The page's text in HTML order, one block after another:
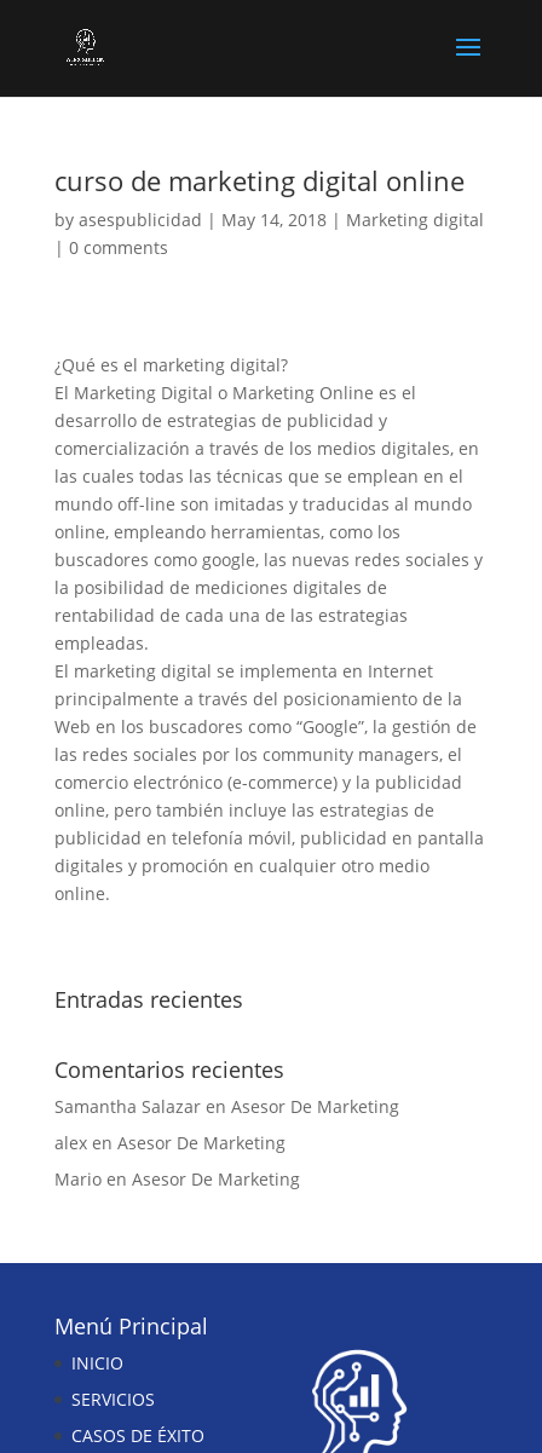
curso de marketing digital online
by asespublicidad | May 14, 2018| Marketing digital
| 0 comments
¿Qué es el marketing digital?
El Marketing Digital o Marketing Online es el
desarrollo de estrategias de publicidad y
comercialización a través de los medios digitales, en
las cuales todas las técnicas que se emplean en el
mundo off-line son imitadas y traducidas al mundo
online, empleando herramientas, como los
buscadores como google, las nuevas redes sociales y
la posibilidad de mediciones digitales de
rentabilidad de cada una de las estrategias
empleadas.
El marketing digital se implementa en Internet
principalmente a través del posicionamiento de la
Web en los buscadores como “Google”, la gestión de
las redes sociales por los community managers, el
comercio electrónico (e-commerce) y la publicidad
online, pero también incluye las estrategias de
publicidad en telefonía móvil, publicidad en pantalla
digitales y promoción en cualquier otro medio
online.
Entradas recientes
Comentarios recientes
Samantha Salazaren Asesor De Marketing
alexen Asesor De Marketing
Marioen Asesor De Marketing
Menú Principal
INICIO
SERVICIOS
CASOS DE ÉXITO